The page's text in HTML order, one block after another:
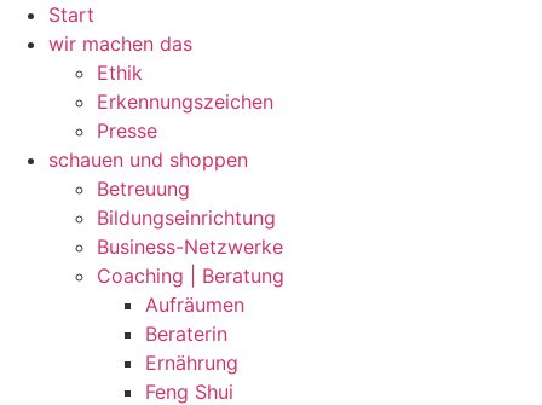
Zum
Inhalt
wechseln
Start
wir machen das
Ethik
Erkennungszeichen
Presse
schauen und shoppen
Betreuung
Bildungseinrichtung
Business-Netzwerke
Coaching | Beratung
Aufräumen
Beraterin
Ernährung
Feng Shui